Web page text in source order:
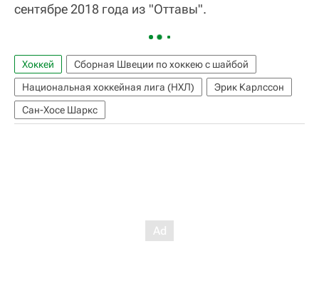
сентябре 2018 года из "Оттавы".
Хоккей
Сборная Швеции по хоккею с шайбой
Национальная хоккейная лига (НХЛ)
Эрик Карлссон
Сан-Хосе Шаркс